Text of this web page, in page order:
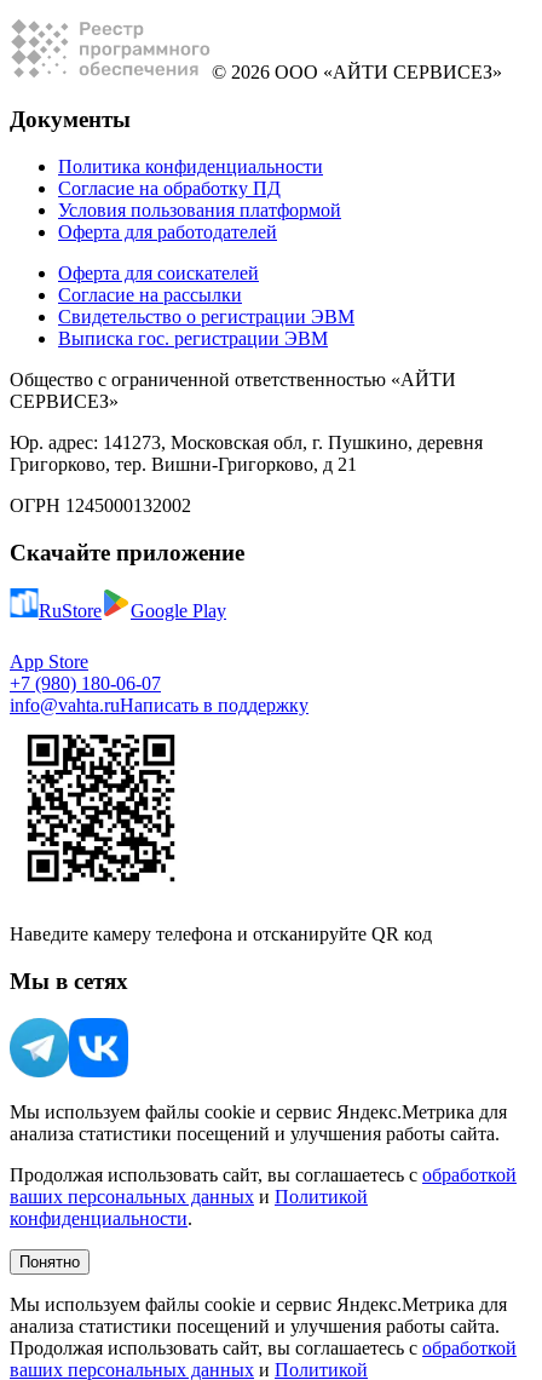
© 2026 ООО «АЙТИ СЕРВИСЕЗ»
Документы
Политика конфиденциальности
Согласие на обработку ПД
Условия пользования платформой
Оферта для работодателей
Оферта для соискателей
Согласие на рассылки
Свидетельство о регистрации ЭВМ
Выписка гос. регистрации ЭВМ
Общество с ограниченной ответственностью «АЙТИ
СЕРВИСЕЗ»
Юр. адрес: 141273, Московская обл, г. Пушкино, деревня
Григорково, тер. Вишни-Григорково, д 21
ОГРН 1245000132002
Скачайте приложение
RuStore Google Play
App Store
+7 (980) 180-06-07
info@vahta.ruНаписать в поддержку
Наведите камеру телефона и отсканируйте QR код
Мы в сетях
Мы используем файлы cookie и сервис Яндекс.Метрика для
анализа статистики посещений и улучшения работы сайта.
Продолжая использовать сайт, вы соглашаетесь с обработкой
ваших персональных данных и Политикой
конфиденциальности.
Понятно
Мы используем файлы cookie и сервис Яндекс.Метрика для
анализа статистики посещений и улучшения работы сайта.
Продолжая использовать сайт, вы соглашаетесь с обработкой
ваших персональных данных и Политикой